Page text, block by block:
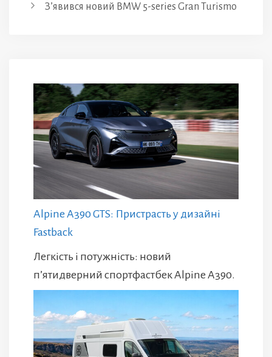
З’явився новий BMW 5-series Gran Turismo
Alpine A390 GTS: Пристрасть у дизайні
Fastback
Легкість і потужність: новий
п’ятидверний спортфастбек Alpine A390.